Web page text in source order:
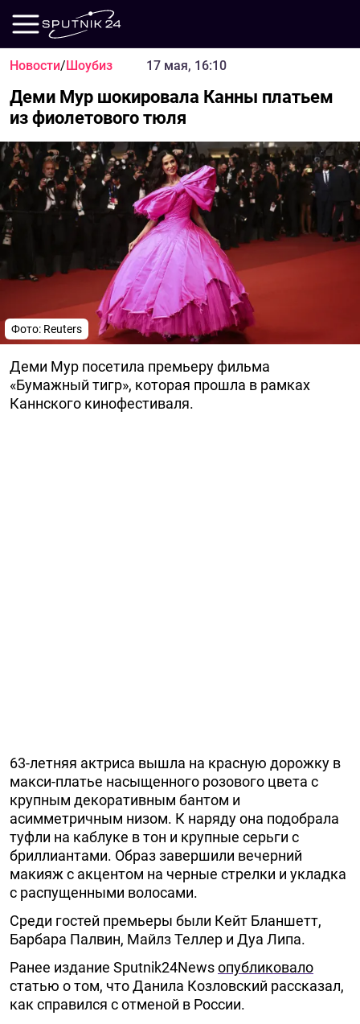
Новости/Шоубиз 17 мая, 16:10
Деми Мур шокировала Канны платьем
из фиолетового тюля
Фото: Reuters
Деми Мур посетила премьеру фильма
«Бумажный тигр», которая прошла в рамках
Каннского кинофестиваля.
63-летняя актриса вышла на красную дорожку в
макси-платье насыщенного розового цвета с
крупным декоративным бантом и
асимметричным низом. К наряду она подобрала
туфли на каблуке в тон и крупные серьги с
бриллиантами. Образ завершили вечерний
макияж с акцентом на черные стрелки и укладка
с распущенными волосами.
Среди гостей премьеры были Кейт Бланшетт,
Барбара Палвин, Майлз Теллер и Дуа Липа.
Ранее издание Sputnik24Newsопубликовало
статью о том, что Данила Козловский рассказал,
как справился с отменой в России.